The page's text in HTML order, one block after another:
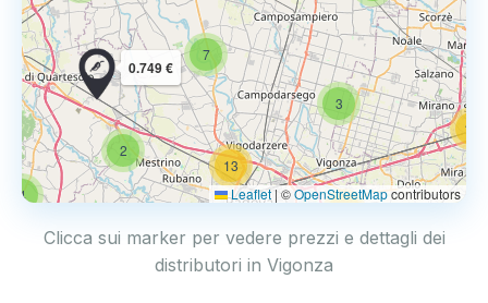
14
4
2
3
7
13
0.749 €
Leaflet | ©OpenStreetMapcontributors
Clicca sui marker per vedere prezzi e dettagli dei
distributori in Vigonza